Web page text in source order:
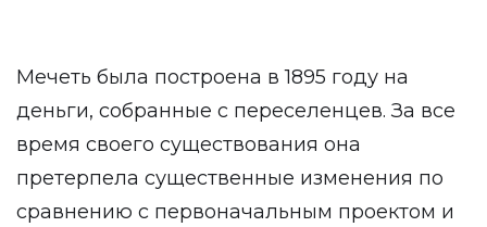
Мечеть была построена в 1895 году на
деньги, собранные с переселенцев. За все
время своего существования она
претерпела существенные изменения по
сравнению с первоначальным проектом и